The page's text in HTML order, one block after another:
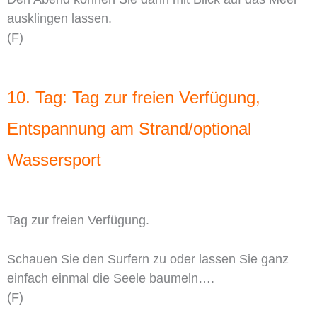
ausklingen lassen.
(F)
10. Tag: Tag zur freien Verfügung,
Entspannung am Strand/optional
Wassersport
Tag zur freien Verfügung.
Schauen Sie den Surfern zu oder lassen Sie ganz
einfach einmal die Seele baumeln….
(F)